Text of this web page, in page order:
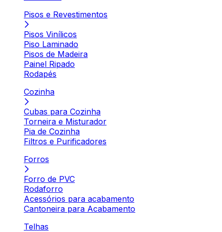
Pisos e Revestimentos
Pisos Vinílicos
Piso Laminado
Pisos de Madeira
Painel Ripado
Rodapés
Cozinha
Cubas para Cozinha
Torneira e Misturador
Pia de Cozinha
Filtros e Purificadores
Forros
Forro de PVC
Rodaforro
Acessórios para acabamento
Cantoneira para Acabamento
Telhas